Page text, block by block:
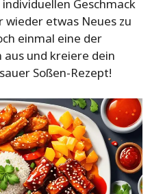
Geschmack
wieder etwas Neues zu
einmal eine der
und kreiere dein
Soßen-Rezept!